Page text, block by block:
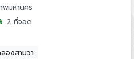
พมหานคร
2 ที่จอด
องสามวา